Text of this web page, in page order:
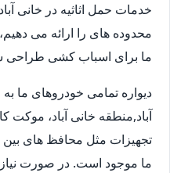
خدمات حمل اثاثیه در خانی
محدوده های را ارائه می
ما برای اسباب کشی طراحی
دیواره تمامی خودروهای ما به
آباد,منطقه خانی آباد، موکت
تجهیزات مثل محافظ های
ما موجود است. در صورت نیاز